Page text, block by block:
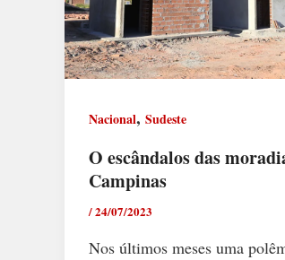
Nacional, Sudeste
O escândalos das
Campinas
/24/07/2023
Nos últimos meses uma